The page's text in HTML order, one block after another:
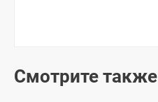
Смотрите также